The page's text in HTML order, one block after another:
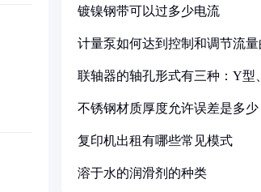
镀镍钢带可以过多少电流
计量泵如何达到控制和调节流量
联轴器的轴孔形式有三种：Y型
不锈钢材质厚度允许误差是多少
复印机出租有哪些常见模式
溶于水的润滑剂的种类